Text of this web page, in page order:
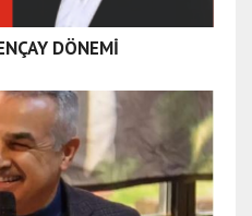
DÖNEMİ